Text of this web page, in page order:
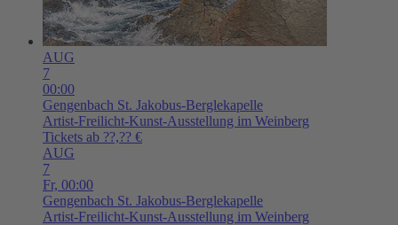
AUG
7
00:00
Gengenbach St. Jakobus-Berglekapelle
Artist-Freilicht-Kunst-Ausstellung im Weinberg
Tickets ab ??,?? €
AUG
7
Fr, 00:00
Gengenbach St. Jakobus-Berglekapelle
Artist-Freilicht-Kunst-Ausstellung im Weinberg